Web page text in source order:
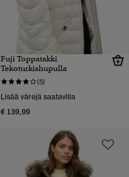
Fuji Toppatakki
Tekoturkishupulla
(5)
Lisää värejä saatavilla
€ 139,99